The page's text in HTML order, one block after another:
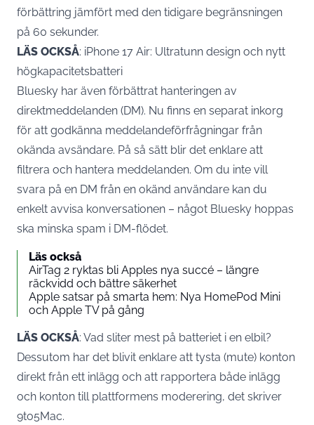
förbättring jämfört med den tidigare begränsningen
på 60 sekunder.
LÄS OCKSÅ: iPhone 17 Air: Ultratunn design och nytt
högkapacitetsbatteri
Bluesky har även förbättrat hanteringen av
direktmeddelanden (DM). Nu finns en separat inkorg
för att godkänna meddelandeförfrågningar från
okända avsändare. På så sätt blir det enklare att
filtrera och hantera meddelanden. Om du inte vill
svara på en DM från en okänd användare kan du
enkelt avvisa konversationen – något Bluesky hoppas
ska minska spam i DM-flödet.
Läs också
AirTag 2 ryktas bli Apples nya succé – längre
räckvidd och bättre säkerhet
Apple satsar på smarta hem: Nya HomePod Mini
och Apple TV på gång
LÄS OCKSÅ: Vad sliter mest på batteriet i en elbil?
Dessutom har det blivit enklare att tysta (mute) konton
direkt från ett inlägg och att rapportera både inlägg
och konton till plattformens moderering, det skriver
9to5Mac.